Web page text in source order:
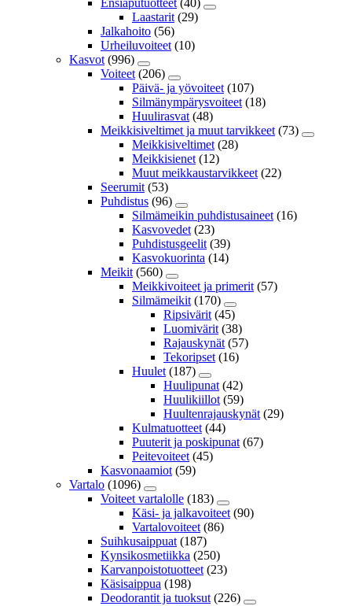
Ensiaputuotteet (40)
Laastarit (29)
Jalkahoito (56)
Urheiluvoiteet (10)
Kasvot (996)
Voiteet (206)
Päivä- ja yövoiteet (107)
Silmänympärysvoiteet (18)
Huulirasvat (48)
Meikkisiveltimet ja muut tarvikkeet (73)
Meikkisiveltimet (28)
Meikkisienet (12)
Muut meikkaustarvikkeet (22)
Seerumit (53)
Puhdistus (96)
Silmämeikin puhdistusaineet (16)
Kasvovedet (23)
Puhdistusgeelit (39)
Kasvokuorinta (14)
Meikit (560)
Meikkivoiteet ja primerit (57)
Silmämeikit (170)
Ripsivärit (45)
Luomivärit (38)
Rajauskynät (57)
Tekoripset (16)
Huulet (187)
Huulipunat (42)
Huulikiillot (59)
Huultenrajauskynät (29)
Kulmatuotteet (44)
Puuterit ja poskipunat (67)
Peitevoiteet (45)
Kasvonaamiot (59)
Vartalo (1096)
Voiteet vartalolle (183)
Käsi- ja jalkavoiteet (90)
Vartalovoiteet (86)
Suihkusaippuat (187)
Kynsikosmetiikka (250)
Karvanpoistotuotteet (23)
Käsisaippua (198)
Deodorantit ja tuoksut (226)